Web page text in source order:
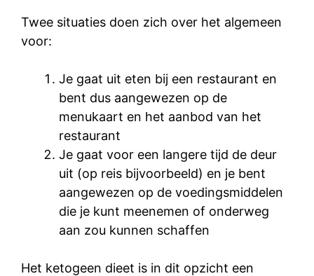
Twee situaties doen zich over het algemeen
voor:
Je gaat uit eten bij een restaurant en
bent dus aangewezen op de
menukaart en het aanbod van het
restaurant
Je gaat voor een langere tijd de deur
uit (op reis bijvoorbeeld) en je bent
aangewezen op de voedingsmiddelen
die je kunt meenemen of onderweg
aan zou kunnen schaffen
Het ketogeen dieet is in dit opzicht een